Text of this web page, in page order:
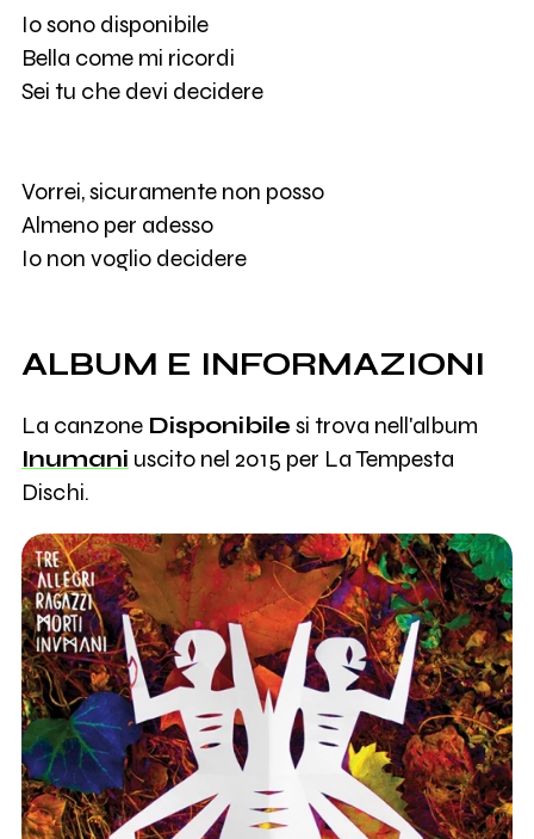
Io sono disponibile
Bella come mi ricordi
Sei tu che devi decidere
Vorrei, sicuramente non posso
Almeno per adesso
Io non voglio decidere
ALBUM E INFORMAZIONI
La canzone Disponibile si trova nell'album
Inumani uscito nel 2015 per La Tempesta
Dischi.